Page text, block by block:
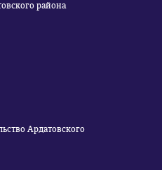
района
Ардатовского